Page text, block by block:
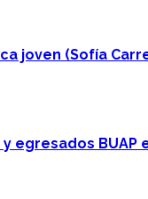
joven (Sofía
egresados BUAP